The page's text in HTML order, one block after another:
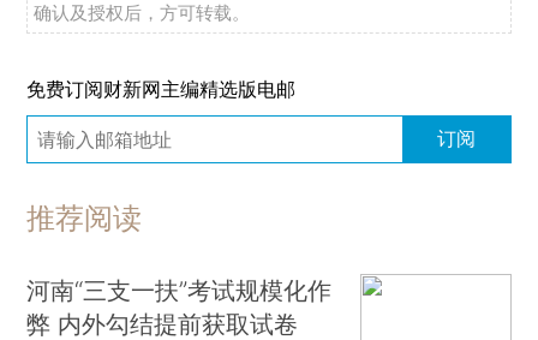
确认及授权后，方可转载。
免费订阅财新网主编精选版电邮
订阅
推荐阅读
河南“三支一扶”考试规模化作
弊 内外勾结提前获取试卷